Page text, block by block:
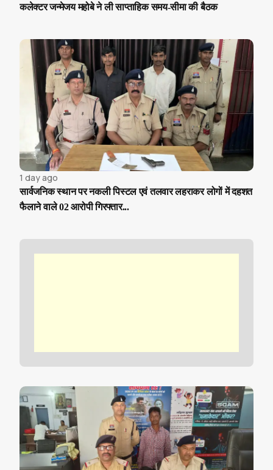
कलेक्टर जन्मेजय महोबे ने ली साप्ताहिक समय-सीमा की बैठक
1 day ago
सार्वजनिक स्थान पर नकली पिस्टल एवं तलवार लहराकर लोगों में दहशत
फैलाने वाले 02 आरोपी गिरफ्तार...